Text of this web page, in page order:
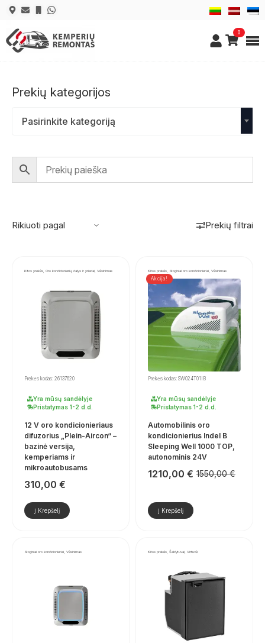
0
Prekių kategorijos
Pasirinkite kategoriją
Prekių filtrai
Kitos prekės, Oro kondicionierių dalys ir priedai, Vėsinimas
Prekės kodas: 26137620
Yra mūsų sandėlyje
Pristatymas 1-2 d.d.
12 V oro kondicionieriaus
difuzorius „Plein-Aircon“ –
bazinė versija,
kemperiams ir
mikroautobusams
310,00 €
Į Krepšelį
Akcija!
Kitos prekės, Stoginiai oro kondicionieriai, Vėsinimas
Prekės kodas: SW024T01IB
Yra mūsų sandėlyje
Pristatymas 1-2 d.d.
Automobilinis oro
kondicionierius Indel B
Sleeping Well 1000 TOP,
autonominis 24V
1550,00€
Pradinė
buvo:
1550,00 €.
1210,00 €
Dabartinė
yra:
1210,00 €.
Į Krepšelį
Stoginiai oro kondicionieriai, Vėsinimas Kitos prekės, Šaldytuvai, Virtuvė